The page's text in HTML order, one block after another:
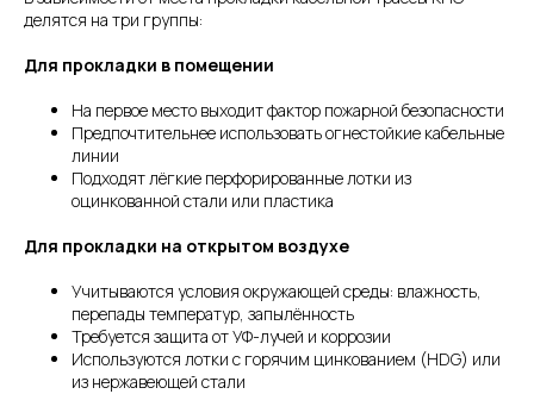
делятся на три группы:
Для прокладки в помещении
На первое место выходит фактор пожарной безопасности
Предпочтительнее использовать огнестойкие кабельные
линии
Подходят лёгкие перфорированные лотки из
оцинкованной стали или пластика
Для прокладки на открытом воздухе
Учитываются условия окружающей среды: влажность,
перепады температур, запылённость
Требуется защита от УФ-лучей и коррозии
Используются лотки с горячим цинкованием (HDG) или
из нержавеющей стали